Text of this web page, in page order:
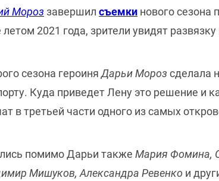
Мороззавершил съемки нового сезона
2021 года, зрители увидят
сезона героиня Дарьи Мороз сделала
Куда приведет Лену это решение и
в третьей части одного из самых
помимо Дарьи также Мария Фомина,
Мишуков, Александра Ревенко и